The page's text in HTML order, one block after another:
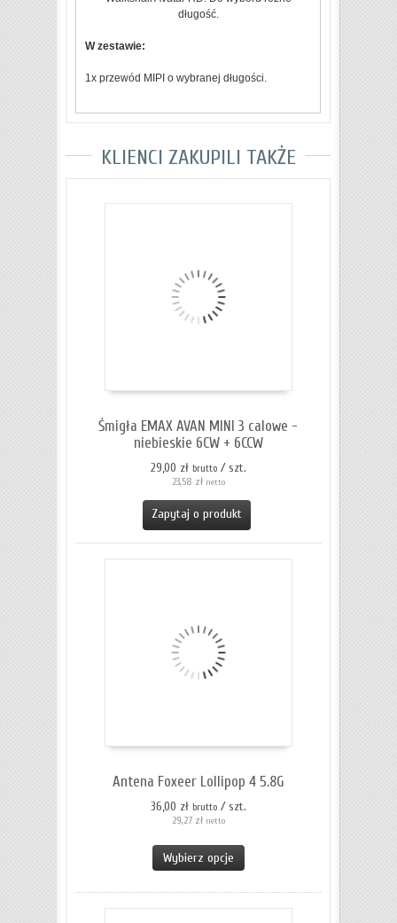
długość.
W zestawie:
1x przewód MIPI o wybranej długości.
KLIENCI ZAKUPILI TAKŻE
Śmigła EMAX AVAN MINI 3 calowe -
niebieskie 6CW + 6CCW
29,00 zł brutto / szt.
23,58 zł netto
Zapytaj o produkt
Antena Foxeer Lollipop 4 5.8G
36,00 zł brutto / szt.
29,27 zł netto
Wybierz opcje